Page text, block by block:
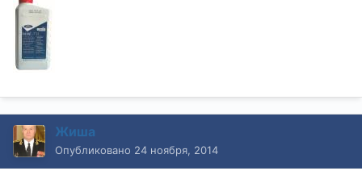
Жиша
Опубликовано 24 ноября, 2014